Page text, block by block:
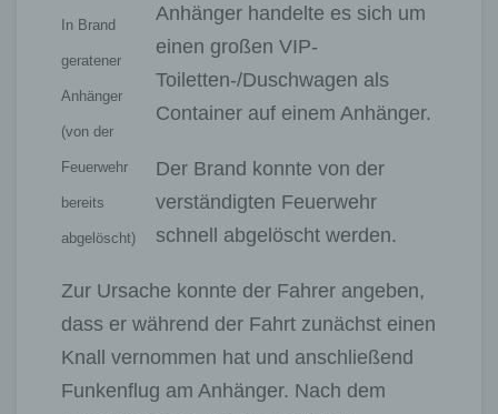
In Brand
geratener
Anhänger
(von der
Feuerwehr
bereits
abgelöscht)
Anhänger handelte es sich um
einen großen VIP-
Toiletten-/Duschwagen als
Container auf einem Anhänger.
Der Brand konnte von der
verständigten Feuerwehr
schnell abgelöscht werden.
Zur Ursache konnte der Fahrer angeben,
dass er während der Fahrt zunächst einen
Knall vernommen hat und anschließend
Funkenflug am Anhänger. Nach dem